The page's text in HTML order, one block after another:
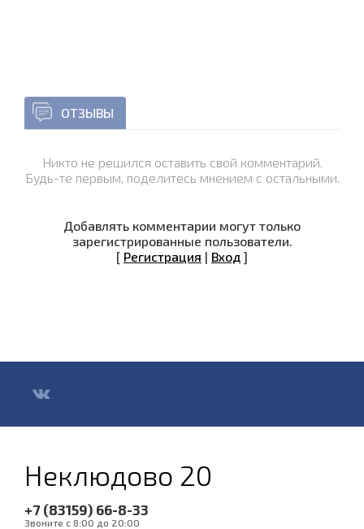
ОТЗЫВЫ
Никто не решился оставить свой комментарий.
Будь-те первым, поделитесь мнением с остальными.
Добавлять комментарии могут только
зарегистрированные пользователи.
[ Регистрация | Вход ]
Неклюдово 20
+7 (83159) 66-8-33
Звоните с 8:00 до 20:00